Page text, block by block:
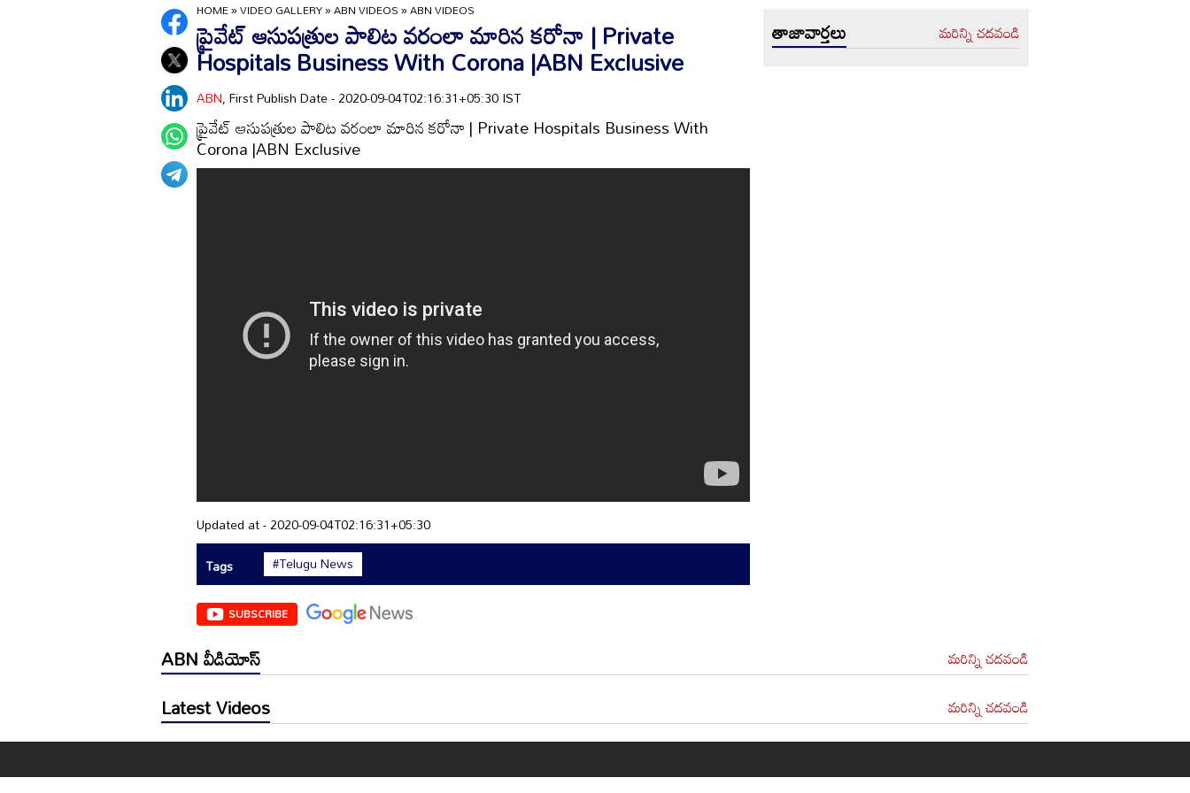
HOME»VIDEO GALLERY»ABN VIDEOS»ABN VIDEOS
ప్రైవేట్‌ ఆసుపత్రుల పాలిట వరంలా మారిన కరోనా | Private
Hospitals Business With Corona |ABN Exclusive
ABN, First Publish Date - 2020-09-04T02:16:31+05:30 IST
ప్రైవేట్‌ ఆసుపత్రుల పాలిట వరంలా మారిన కరోనా | Private Hospitals Business With
Corona |ABN Exclusive
Updated at - 2020-09-04T02:16:31+05:30
Tags
#Telugu News
SUBSCRIBE
తాజావార్తలు మరిన్ని చదవండి
ABN వీడియోస్ మరిన్ని చదవండి
Latest Videos మరిన్ని చదవండి